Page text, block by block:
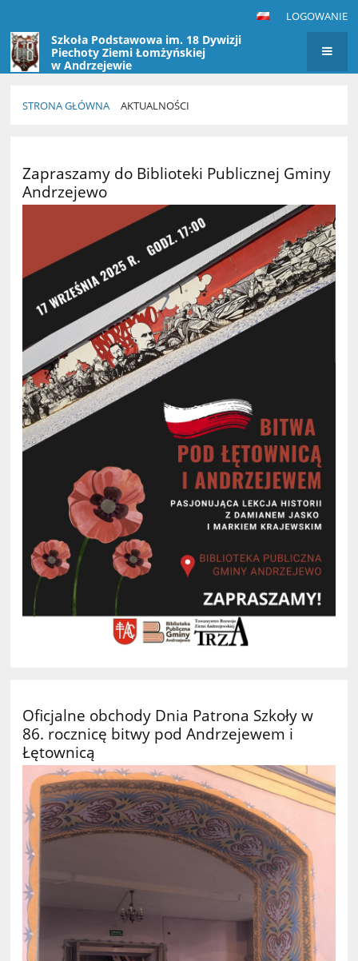
LOGOWANIE
Szkoła Podstawowa im. 18 Dywizji
Piechoty Ziemi Łomżyńskiej
w Andrzejewie
STRONA GŁÓWNA AKTUALNOŚCI
Zapraszamy do Biblioteki Publicznej Gminy
Andrzejewo
Oficjalne obchody Dnia Patrona Szkoły w
86. rocznicę bitwy pod Andrzejewem i
Łętownicą